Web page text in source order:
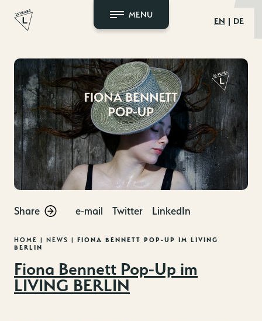
Skip
content
MENU
EN DE
Share e-mail Twitter LinkedIn
HOME | NEWS | FIONA BENNETT POP-UP IM LIVING
BERLIN
Fiona Bennett Pop-Up im
LIVING BERLIN